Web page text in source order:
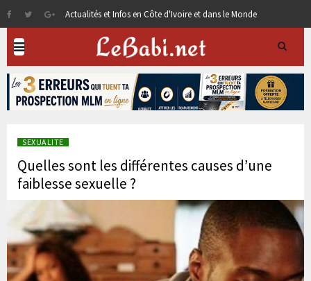
Actualités et Infos en Côte d'Ivoire et dans le Monde
SEXUALITE
Quelles sont les différentes causes d’une
faiblesse sexuelle ?